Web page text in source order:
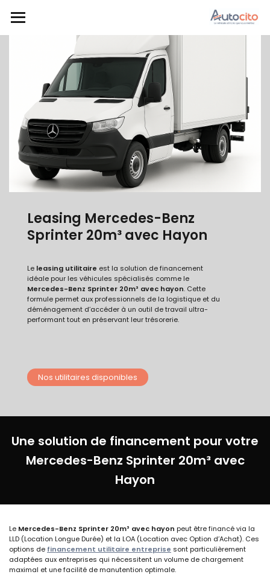
Leasing Mercedes-Benz
Sprinter 20m³ avec Hayon
Le leasing utilitaire est la solution de financement
idéale pour les véhicules spécialisés comme le
Mercedes-Benz Sprinter 20m³ avec hayon. Cette
formule permet aux professionnels de la logistique et du
déménagement d’accéder à un outil de travail ultra-
performant tout en préservant leur trésorerie.
Nos utilitaires disponibles
Une solution de financement pour votre
Mercedes-Benz Sprinter 20m³ avec
Hayon
Le Mercedes-Benz Sprinter 20m³ avec hayon peut être financé via la
LLD (Location Longue Durée) et la LOA (Location avec Option d’Achat). Ces
options de financement utilitaire entreprise sont particulièrement
adaptées aux entreprises qui nécessitent un volume de chargement
maximal et une facilité de manutention optimale.